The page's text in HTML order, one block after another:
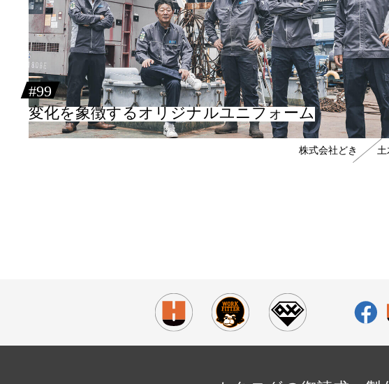
#99
変化を象徴するオリジナルユニフォーム
株式会社どき